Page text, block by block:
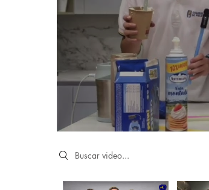
Search videos